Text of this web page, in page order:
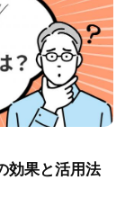
効果と活用法